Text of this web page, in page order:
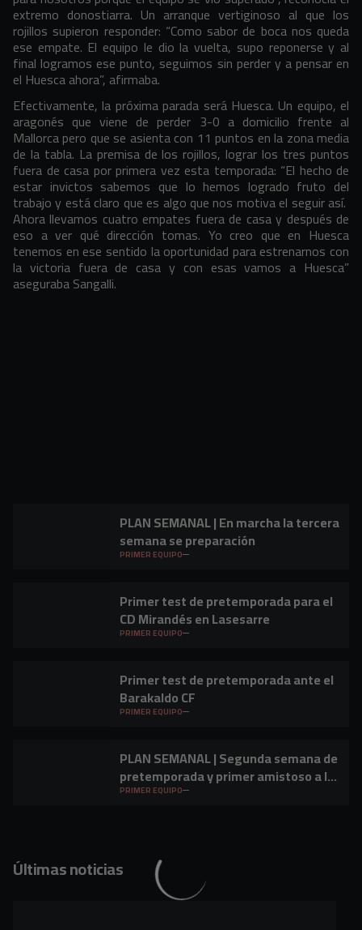
extremo donostiarra. Un arranque vertiginoso al que los
rojillos supieron responder: “Como sabor de boca nos queda
ese empate. El equipo le dio la vuelta, supo reponerse y al
final logramos ese punto, seguimos sin perder y a pensar en
el Huesca ahora”, afirmaba.
Efectivamente, la próxima parada será Huesca. Un equipo, el
aragonés que viene de perder 3-0 a domicilio frente al
Mallorca pero que se asienta con 11 puntos en la zona media
de la tabla. La premisa de los rojillos, lograr los tres puntos
fuera de casa por primera vez esta temporada: “El hecho de
estar invictos sabemos que lo hemos logrado fruto del
trabajo y está claro que es algo que nos motiva el seguir así.
Ahora llevamos cuatro empates fuera de casa y después de
eso a ver qué dirección tomas. Yo creo que en Huesca
tenemos en ese sentido la oportunidad para estrenarnos con
la victoria fuera de casa y con esas vamos a Huesca”
aseguraba Sangalli.
PLAN SEMANAL | En marcha la tercera
semana se preparación
PRIMER EQUIPO
Primer test de pretemporada para el
CD Mirandés en Lasesarre
PRIMER EQUIPO
Primer test de pretemporada ante el
Barakaldo CF
PRIMER EQUIPO
PLAN SEMANAL | Segunda semana de
pretemporada y primer amistoso a la
vista
PRIMER EQUIPO
Últimas noticias